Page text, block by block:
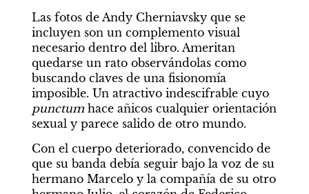
Las fotos de Andy Cherniavsky que se
incluyen son un complemento visual
necesario dentro del libro. Ameritan
quedarse un rato observándolas como
buscando claves de una fisionomía
imposible. Un atractivo indescifrable cuyo
punctum hace añicos cualquier orientación
sexual y parece salido de otro mundo.
Con el cuerpo deteriorado, convencido de
que su banda debía seguir bajo la voz de su
hermano Marcelo y la compañía de su otro